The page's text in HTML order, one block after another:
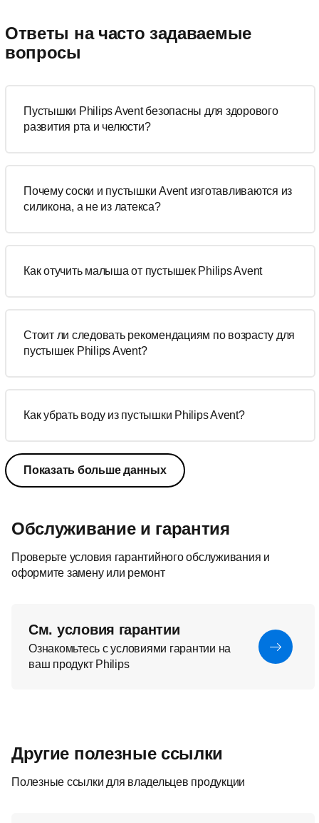
Ответы на часто задаваемые
вопросы
Пустышки Philips Avent безопасны для здорового
развития рта и челюсти?
Почему соски и пустышки Avent изготавливаются из
силикона, а не из латекса?
Как отучить малыша от пустышек Philips Avent
Стоит ли следовать рекомендациям по возрасту для
пустышек Philips Avent?
Как убрать воду из пустышки Philips Avent?
Показать больше данных
Обслуживание и гарантия
Проверьте условия гарантийного обслуживания и
оформите замену или ремонт
См. условия гарантии
Ознакомьтесь с условиями гарантии на
ваш продукт Philips
Другие полезные ссылки
Полезные ссылки для владельцев продукции